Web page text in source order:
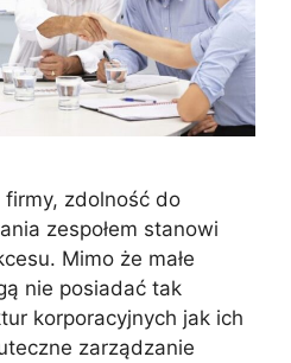
firmy, zdolność do
zespołem stanowi
Mimo że małe
nie posiadać tak
korporacyjnych jak ich
zarządzanie